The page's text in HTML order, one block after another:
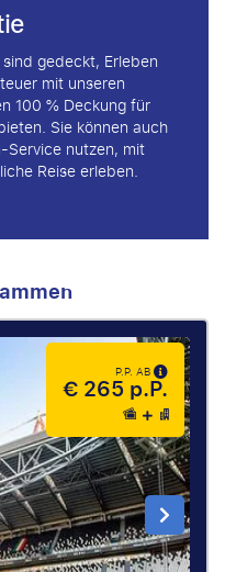
gedeckt, Erleben
mit unseren
100 % Deckung für
Sie können auch
Service nutzen, mit
Reise erleben.
P.P. AB
€ 265 p.P.